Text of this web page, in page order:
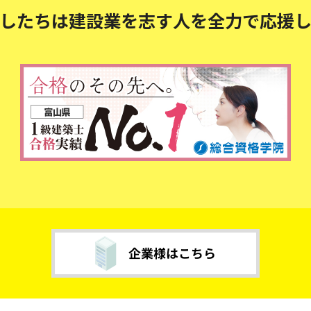
たちは建設業を志す人を全力で応援